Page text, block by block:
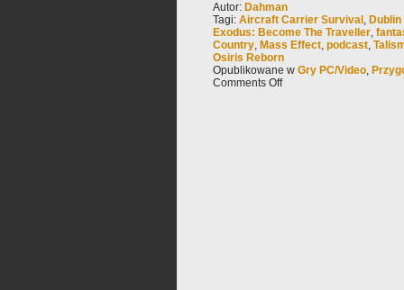
Autor: Dahman
Tagi: Aircraft Carrier Survival ,
Exodus: Become The Traveller,
Country, Mass Effect, podcast,
Osiris Reborn
Opublikowane w Gry PC/Video,
Comments Off